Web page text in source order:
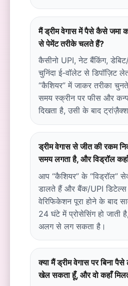
मैं ड्रीम वेगास में पैसे कैसे
से पेमेंट तरीके चलते हैं?
कैसीनो UPI, नेट बैंकिंग,
चुनिंदा ई-वॉलेट से डिपॉज़िट
“कैशियर” में जाकर तरीका
समय स्क्रीन पर फीस और
दिखता है, उसी के बाद
ड्रीम वेगास से जीत की रकम
समय लगता है, और विड्रॉल
आप “कैशियर” के “विड्रॉल”
डालते हैं और बैंक/UPI डिटेल्स
वेरिफिकेशन पूरा होने के बाद
24 घंटे में प्रोसेसिंग हो
अलग से लग सकता है।
क्या मैं ड्रीम वेगास पर बिना
खेल सकता हूँ, और वो कहाँ